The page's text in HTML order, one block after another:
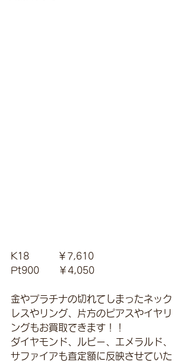
K18　　　￥7,610
Pt900　　￥4,050
金やプラチナの切れてしまったネック
レスやリング、片方のピアスやイヤリ
ングもお買取できます！！
ダイヤモンド、ルビー、エメラルド、
サファイアも査定額に反映させていた